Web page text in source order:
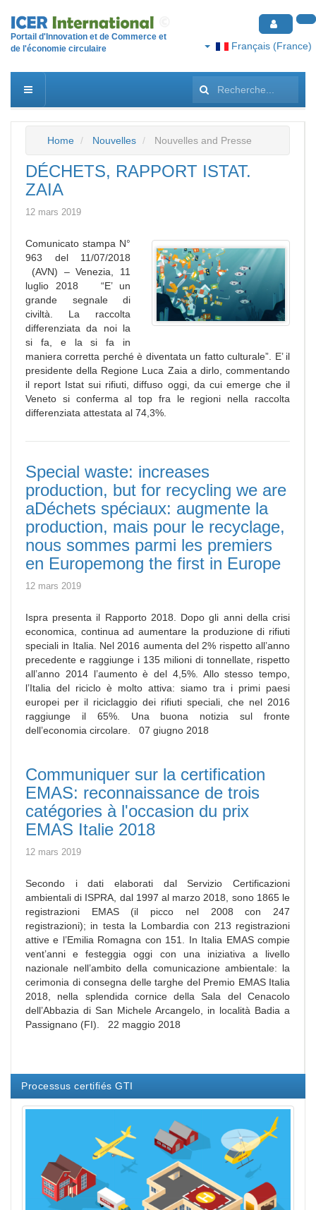
Portail d'Innovation et de Commerce et
de l'économie circulaire
Français (France)
Rechercher
Home Nouvelles Nouvelles and Presse
DÉCHETS, RAPPORT ISTAT.
ZAIA
12 mars 2019
Comunicato stampa N°
963 del 11/07/2018
(AVN) – Venezia, 11
luglio 2018 “E’ un
grande segnale di
civiltà. La raccolta
differenziata da noi la
si fa, e la si fa in
maniera corretta perché è diventata un fatto culturale”. E’ il
presidente della Regione Luca Zaia a dirlo, commentando
il report Istat sui rifiuti, diffuso oggi, da cui emerge che il
Veneto si conferma al top fra le regioni nella raccolta
differenziata attestata al 74,3%.
Special waste: increases
production, but for recycling we are
aDéchets spéciaux: augmente la
production, mais pour le recyclage,
nous sommes parmi les premiers
en Europemong the first in Europe
12 mars 2019
Ispra presenta il Rapporto 2018. Dopo gli anni della crisi
economica, continua ad aumentare la produzione di rifiuti
speciali in Italia. Nel 2016 aumenta del 2% rispetto all’anno
precedente e raggiunge i 135 milioni di tonnellate, rispetto
all’anno 2014 l’aumento è del 4,5%. Allo stesso tempo,
l’Italia del riciclo è molto attiva: siamo tra i primi paesi
europei per il riciclaggio dei rifiuti speciali, che nel 2016
raggiunge il 65%. Una buona notizia sul fronte
dell’economia circolare. 07 giugno 2018
Communiquer sur la certification
EMAS: reconnaissance de trois
catégories à l'occasion du prix
EMAS Italie 2018
12 mars 2019
Secondo i dati elaborati dal Servizio Certificazioni
ambientali di ISPRA, dal 1997 al marzo 2018, sono 1865 le
registrazioni EMAS (il picco nel 2008 con 247
registrazioni); in testa la Lombardia con 213 registrazioni
attive e l’Emilia Romagna con 151. In Italia EMAS compie
vent’anni e festeggia oggi con una iniziativa a livello
nazionale nell’ambito della comunicazione ambientale: la
cerimonia di consegna delle targhe del Premio EMAS Italia
2018, nella splendida cornice della Sala del Cenacolo
dell’Abbazia di San Michele Arcangelo, in località Badia a
Passignano (FI). 22 maggio 2018
Processus certifiés GTI